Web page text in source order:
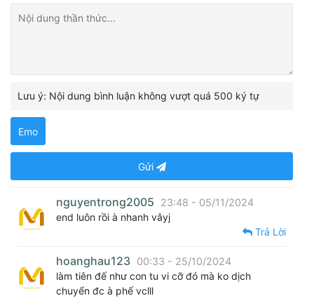
Lưu ý: Nội dung bình luận không vượt quá 500 ký tự
Emo
Gửi
nguyentrong2005
23:48 - 05/11/2024
end luôn rồi à nhanh vâyj
Trả Lời
hoanghau123 00:33 - 25/10/2024
làm tiên đế như con tu vi cỡ đó mà ko dịch
chuyển đc à phế vclll